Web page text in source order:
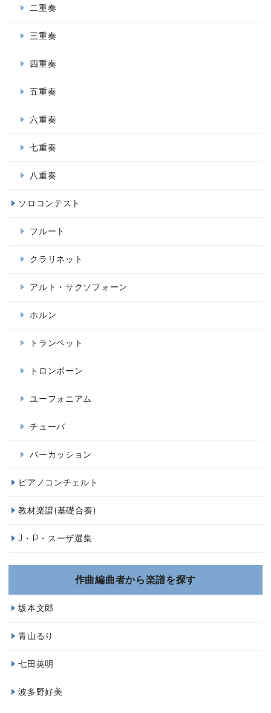
二重奏
三重奏
四重奏
五重奏
六重奏
七重奏
八重奏
ソロコンテスト
フルート
クラリネット
アルト・サクソフォーン
ホルン
トランペット
トロンボーン
ユーフォニアム
チューバ
パーカッション
ピアノコンチェルト
教材楽譜(基礎合奏)
J・P・スーザ選集
作曲編曲者から楽譜を探す
坂本文郎
青山るり
七田英明
波多野好美